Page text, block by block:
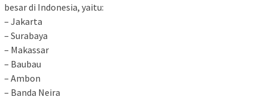
besar di Indonesia, yaitu:
– Jakarta
– Surabaya
– Makassar
– Baubau
– Ambon
– Banda Neira